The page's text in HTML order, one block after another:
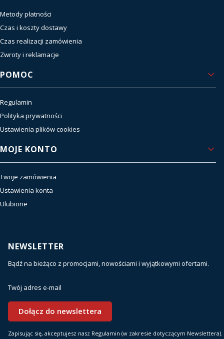
Metody płatności
Czas i koszty dostawy
Czas realizacji zamówienia
Zwroty i reklamacje
POMOC
Regulamin
Polityka prywatności
Ustawienia plików cookies
MOJE KONTO
Twoje zamówienia
Ustawienia konta
Ulubione
NEWSLETTER
Bądź na bieżąco z promocjami, nowościami i wyjątkowymi ofertami.
Twój adres e-mail
Dołącz do newslettera
Zapisując się, akceptujesz nasz Regulamin (w zakresie dotyczącym Newslettera).